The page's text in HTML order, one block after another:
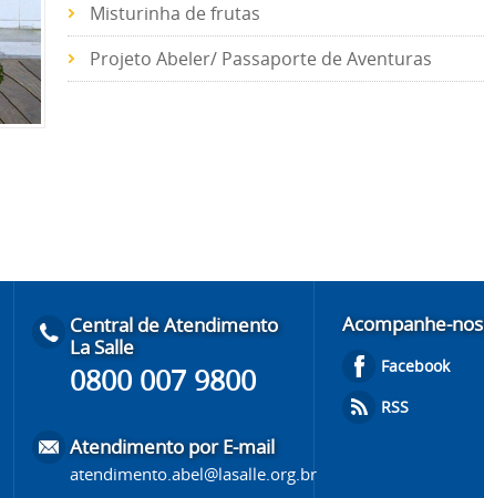
Misturinha de frutas
Projeto Abeler/ Passaporte de Aventuras
Central de Atendimento
La Salle
0800 007 9800
Atendimento por E-mail
atendimento.abel@lasalle.org.br
Acompanhe-nos
Facebook
RSS